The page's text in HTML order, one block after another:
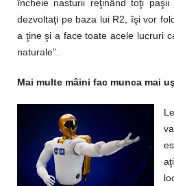
încheie nasturii reţinând toţi paşii
dezvoltaţi pe baza lui R2, îşi vor
a ţine şi a face toate acele lucruri
naturale”.
Mai multe mâini fac munca mai